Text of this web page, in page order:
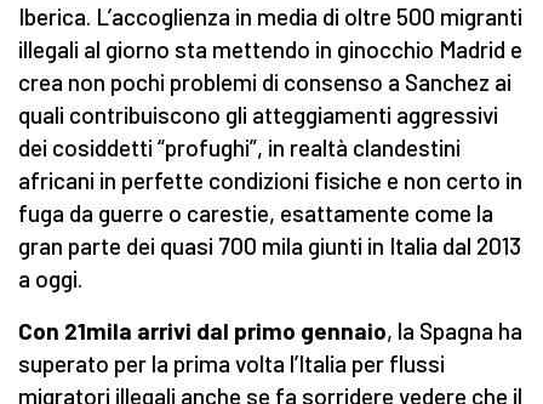
Iberica. L’accoglienza in media di oltre 500 migranti
illegali al giorno sta mettendo in ginocchio Madrid e
crea non pochi problemi di consenso a Sanchez ai
quali contribuiscono gli atteggiamenti aggressivi
dei cosiddetti “profughi”, in realtà clandestini
africani in perfette condizioni fisiche e non certo in
fuga da guerre o carestie, esattamente come la
gran parte dei quasi 700 mila giunti in Italia dal 2013
a oggi.
Con 21mila arrivi dal primo gennaio, la Spagna ha
superato per la prima volta l’Italia per flussi
migratori illegali anche se fa sorridere vedere che il